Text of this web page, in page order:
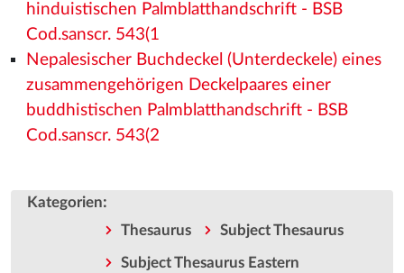
hinduistischen Palmblatthandschrift - BSB
Cod.sanscr. 543(1
Nepalesischer Buchdeckel (Unterdeckele) eines
zusammengehörigen Deckelpaares einer
buddhistischen Palmblatthandschrift - BSB
Cod.sanscr. 543(2
Kategorien:
Thesaurus Subject Thesaurus
Subject Thesaurus Eastern